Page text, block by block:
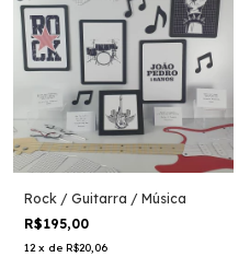
Rock / Guitarra / Música
R$195,00
12 x de R$20,06